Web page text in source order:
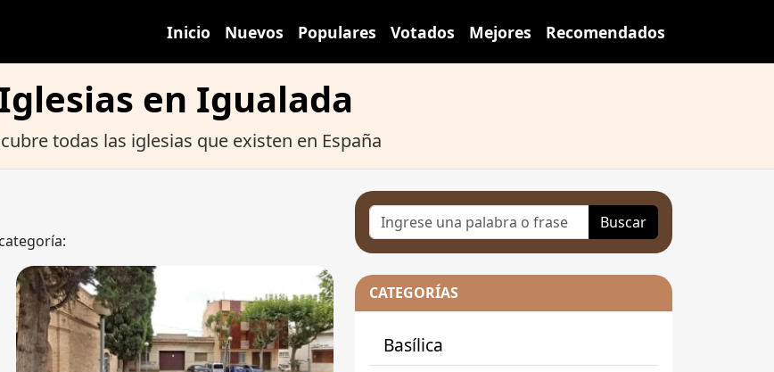
Inicio Nuevos Populares Votados Mejores Recomendados
en Igualada
todas las iglesias que existen en España
Buscar
CATEGORÍAS
Basílica